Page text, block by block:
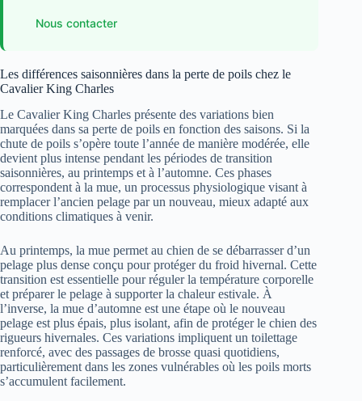
Nous contacter
Les différences saisonnières dans la perte de poils chez le
Cavalier King Charles
Le Cavalier King Charles présente des variations bien
marquées dans sa perte de poils en fonction des saisons. Si la
chute de poils s’opère toute l’année de manière modérée, elle
devient plus intense pendant les périodes de transition
saisonnières, au printemps et à l’automne. Ces phases
correspondent à la mue, un processus physiologique visant à
remplacer l’ancien pelage par un nouveau, mieux adapté aux
conditions climatiques à venir.
Au printemps, la mue permet au chien de se débarrasser d’un
pelage plus dense conçu pour protéger du froid hivernal. Cette
transition est essentielle pour réguler la température corporelle
et préparer le pelage à supporter la chaleur estivale. À
l’inverse, la mue d’automne est une étape où le nouveau
pelage est plus épais, plus isolant, afin de protéger le chien des
rigueurs hivernales. Ces variations impliquent un toilettage
renforcé, avec des passages de brosse quasi quotidiens,
particulièrement dans les zones vulnérables où les poils morts
s’accumulent facilement.